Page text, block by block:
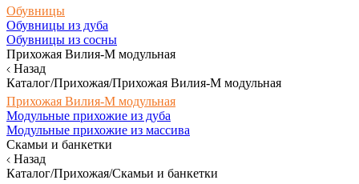
Обувницы
Обувницы из дуба
Обувницы из сосны
Прихожая Вилия-М модульная
Назад
Каталог/Прихожая/Прихожая Вилия-М модульная
Прихожая Вилия-М модульная
Модульные прихожие из дуба
Модульные прихожие из массива
Скамьи и банкетки
Назад
Каталог/Прихожая/Скамьи и банкетки